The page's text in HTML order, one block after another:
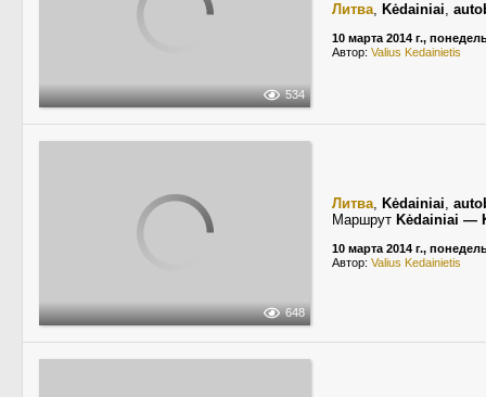
534
Литва, Kėdainiai,
10 марта 2014 г.,
Автор: Valius Kedainietis
648
Литва, Kėdainiai,
Маршрут Kėdainiai —
10 марта 2014 г.,
Автор: Valius Kedainietis